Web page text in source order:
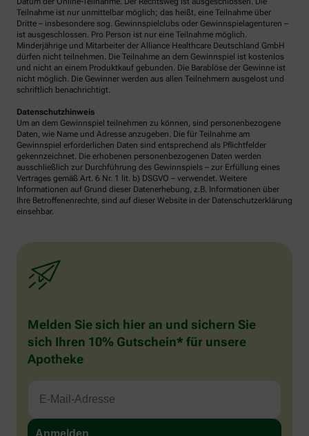
Teilnahme ist nur unmittelbar möglich; das heißt, eine Teilnahme über
Dritte – insbesondere sog. Gewinnspielclubs oder Gewinnspielagenturen –
ist ausgeschlossen. Pro Person ist nur eine Teilnahme möglich.
Minderjährige und Mitarbeiter der Alliance Healthcare Deutschland GmbH
dürfen nicht teilnehmen. Die Teilnahme an dem Gewinnspiel ist kostenlos
und nicht an einem Produktkauf gebunden. Die Barablöse der Gewinne ist
nicht möglich. Die Gewinner werden aus allen Teilnehmern ausgelost und
schriftlich benachrichtigt.
Datenschutzhinweis
Um an dem Gewinnspiel teilnehmen zu können, sind personenbezogene
Daten, wie Name und Adresse anzugeben. Die für Teilnahme am
Gewinnspiel erforderlichen Daten sind entsprechend als Pflichtfelder
gekennzeichnet. Die erhobenen personenbezogenen Daten werden
ausschließlich zur Durchführung des Gewinnspiels – zur Erfüllung eines
Vertrages gemäß Art. 6 Nr. 1 lit. b) DSGVO – verwendet. Weitere
Informationen auf Grund dieser Datenerhebung, z.B. Informationen über
Ihre Betroffenenrechte, sind auf dieser Website in der Datenschutzerklärung
einsehbar.
Melden Sie sich hier an und sichern Sie
sich Ihren 10% Gutschein* für unsere
Apotheke